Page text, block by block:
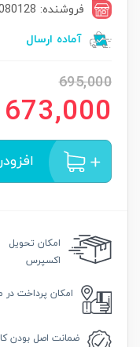
فروشنده: 13080128
آماده ارسال
695,000
673,000
امکان تحویل
اکسپرس
امکان پرداخت در
ضمانت اصل بودن